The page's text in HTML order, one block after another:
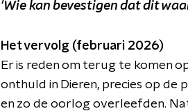
'Wie kan bevestigen dat dit
Het vervolg (februari 2026)
Er is reden om terug te komen
onthuld in Dieren, precies op de
en zo de oorlog overleefden.